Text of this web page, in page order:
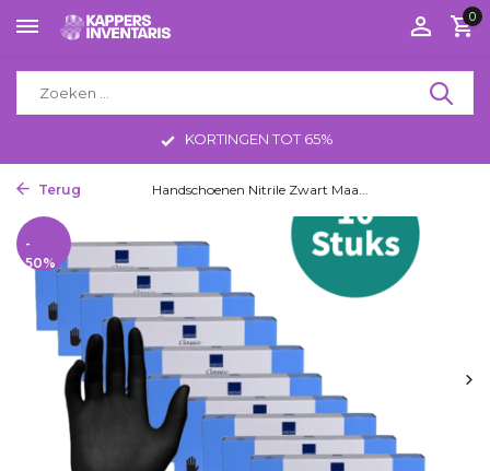
0
KORTINGEN TOT 65%
Terug Handschoenen Nitrile Zwart Maa...
-
50%